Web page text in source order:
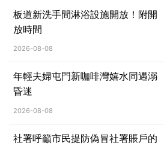
板道新洗手間淋浴設施開放！附開
放時間
2026-08-08
年輕夫婦屯門新咖啡灣嬉水同遇溺
昏迷
2026-08-08
社署呼籲市民提防偽冒社署賬戶的